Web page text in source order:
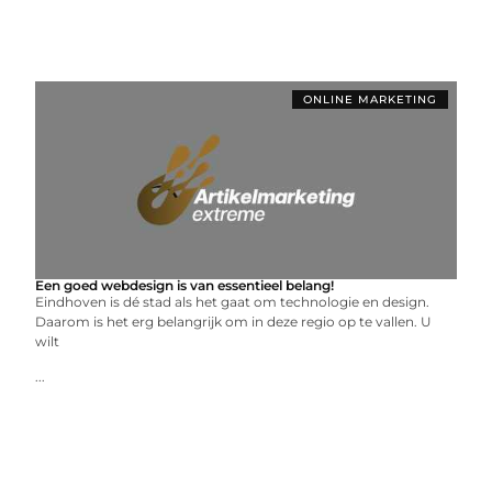
ONLINE MARKETING
Een goed webdesign is van essentieel belang!
Eindhoven is dé stad als het gaat om technologie en design.
Daarom is het erg belangrijk om in deze regio op te vallen. U
wilt
...